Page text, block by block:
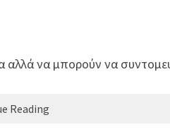
αλλά να μπορούν να
Reading